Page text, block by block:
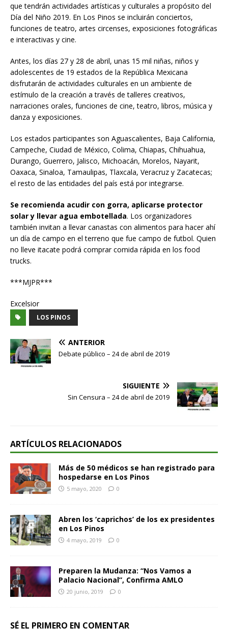
que tendrán actividades artísticas y culturales a propósito del
Día del Niño 2019. En Los Pinos se incluirán conciertos,
funciones de teatro, artes circenses, exposiciones fotográficas
e interactivas y cine.
Antes, los días 27 y 28 de abril, unas 15 mil niñas, niños y
adolescentes de 19 estados de la República Mexicana
disfrutarán de actividades culturales en un ambiente de
estímulo de la creación a través de talleres creativos,
narraciones orales, funciones de cine, teatro, libros, música y
danza y exposiciones.
Los estados participantes son Aguascalientes, Baja California,
Campeche, Ciudad de México, Colima, Chiapas, Chihuahua,
Durango, Guerrero, Jalisco, Michoacán, Morelos, Nayarit,
Oaxaca, Sinaloa, Tamaulipas, Tlaxcala, Veracruz y Zacatecas;
el resto de las entidades del país está por integrarse.
Se recomienda acudir con gorra, aplicarse protector
solar y llevar agua embotellada. Los organizadores
también invitan a llevar canastas con alimentos para hacer ahí
un día de campo en el terreno que fue campo de futbol. Quien
no lleve itacate podrá comprar comida rápida en los food
trucks.
***MJPR***
Excelsior
LOS PINOS
ANTERIOR
Debate público – 24 de abril de 2019
SIGUIENTE
Sin Censura – 24 de abril de 2019
ARTÍCULOS RELACIONADOS
Más de 50 médicos se han registrado para
hospedarse en Los Pinos
5 mayo, 2020 0
Abren los ‘caprichos’ de los ex presidentes
en Los Pinos
4 mayo, 2019 0
Preparen la Mudanza: “Nos Vamos a
Palacio Nacional”, Confirma AMLO
20 junio, 2019 0
SÉ EL PRIMERO EN COMENTAR